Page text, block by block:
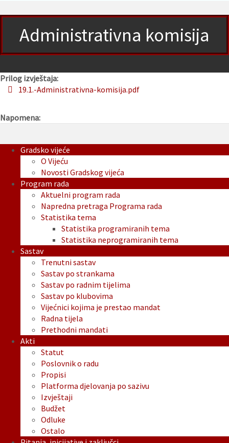
Administrativna komisija
Prilog izvještaja:
19.1.-Administrativna-komisija.pdf
Napomena:
Gradsko vijeće
O Vijeću
Novosti Gradskog vijeća
Program rada
Aktuelni program rada
Napredna pretraga Programa rada
Statistika tema
Statistika programiranih tema
Statistika neprogramiranih tema
Sastav
Trenutni sastav
Sastav po strankama
Sastav po radnim tijelima
Sastav po klubovima
Vijećnici kojima je prestao mandat
Radna tijela
Prethodni mandati
Akti
Statut
Poslovnik o radu
Propisi
Platforma djelovanja po sazivu
Izvještaji
Budžet
Odluke
Ostalo